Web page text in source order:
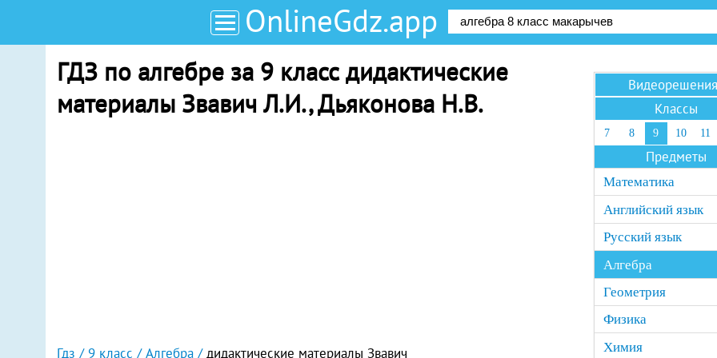
OnlineGdz.app
ГДЗ по алгебре за 9 класс дидактические
материалы Звавич Л.И., Дьяконова Н.В.
Гдз 9 класс Алгебра дидактические материалы Звавич
Видеорешения
Классы
7 8 9 10 11
Предметы
Математика
Английский язык
Русский язык
Алгебра
Геометрия
Физика
Химия